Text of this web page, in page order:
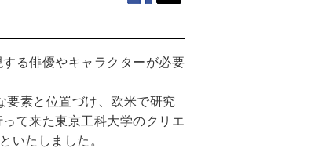
る俳優やキャラクターが必要
要素と位置づけ、欧米で研究
て来た東京工科大学のクリエ
いたしました。